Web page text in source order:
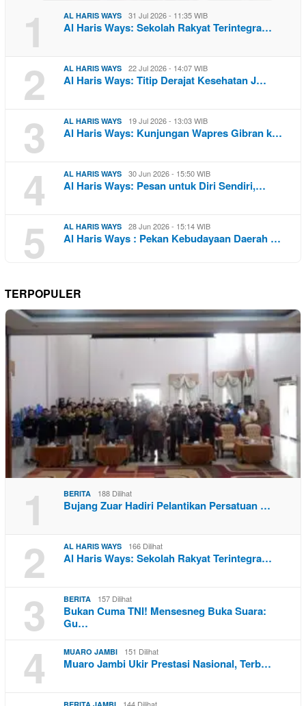
1 AL HARIS WAYS 31 Jul 2026 - 11:35 WIB
Al Haris Ways: Sekolah Rakyat Terintegra…
2 AL HARIS WAYS 22 Jul 2026 - 14:07 WIB
Al Haris Ways: Titip Derajat Kesehatan J…
3 AL HARIS WAYS 19 Jul 2026 - 13:03 WIB
Al Haris Ways: Kunjungan Wapres Gibran k…
4 AL HARIS WAYS 30 Jun 2026 - 15:50 WIB
Al Haris Ways: Pesan untuk Diri Sendiri,…
5 AL HARIS WAYS 28 Jun 2026 - 15:14 WIB
Al Haris Ways : Pekan Kebudayaan Daerah …
TERPOPULER
1 BERITA 188 Dilihat
Bujang Zuar Hadiri Pelantikan Persatuan …
2 AL HARIS WAYS 166 Dilihat
Al Haris Ways: Sekolah Rakyat Terintegra…
3 BERITA 157 Dilihat
Bukan Cuma TNI! Mensesneg Buka Suara:
Gu…
4 MUARO JAMBI 151 Dilihat
Muaro Jambi Ukir Prestasi Nasional, Terb…